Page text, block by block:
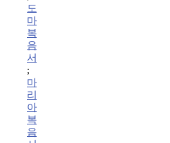
도
마
복
음
서
;
마
리
아
복
음